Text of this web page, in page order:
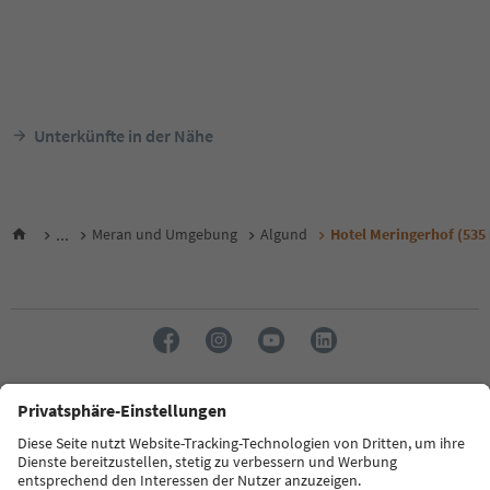
Unterkünfte in der Nähe
... Meran und Umgebung Algund Hotel Meringerhof (535
Sprache: Deutsch
FAQ Kontakt Presse MICE Datenschutzerklärung